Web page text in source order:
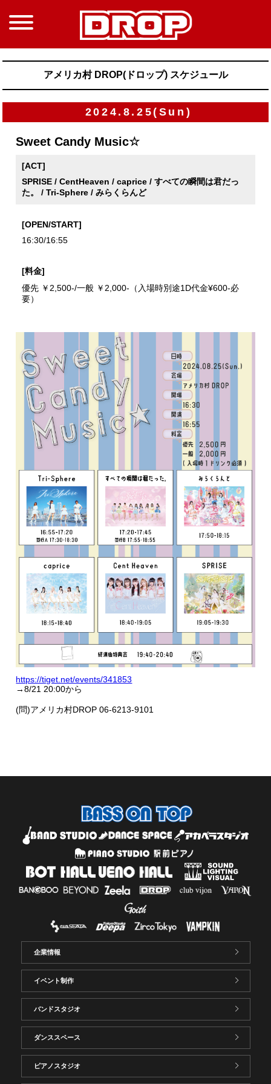
アメリカ村 DROP(ドロップ) スケジュール
2024.8.25(Sun)
Sweet Candy Music☆
[ACT]
SPRISE / CentHeaven / caprice / すべての瞬間は君だっ
た。 / Tri-Sphere / みらくらんど
[OPEN/START]
16:30/16:55
[料金]
優先 ￥2,500-/一般 ￥2,000-（入場時別途1D代金¥600-必
要）
https://tiget.net/events/341853
→8/21 20:00から
(問)アメリカ村DROP 06-6213-9101
企業情報
イベント制作
バンドスタジオ
ダンススペース
ピアノスタジオ